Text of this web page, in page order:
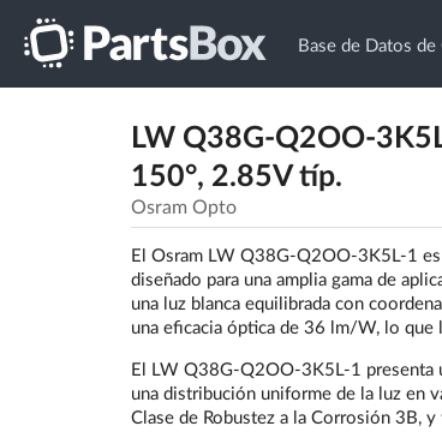
Base de Datos
LW Q38G-Q2OO-
150°, 2.85V típ.
Osram Opto
El Osram LW Q38G-Q2OO-3K5L-1
diseñado para una amplia gama de
una luz blanca equilibrada con
una eficacia óptica de 36 lm/W, lo que
El LW Q38G-Q2OO-3K5L-1 presenta
una distribución uniforme de la luz en
Clase de Robustez a la Corrosión 3B,